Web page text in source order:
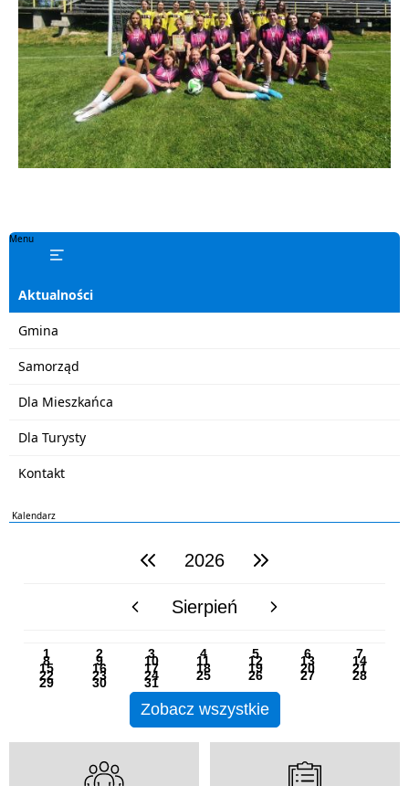
Menu
Aktualności
Gmina
Samorząd
Dla Mieszkańca
Dla Turysty
Kontakt
Kalendarz
poprzedni rok2026 następny rok
poprzedni miesiącSierpień następny miesiąc
1 2 3 4 5 6 7
8 9 10 11 12 13 14
15 16 17 18 19 20 21
22 23 24 25 26 27 28
29 30 31
Zobacz wszystkie